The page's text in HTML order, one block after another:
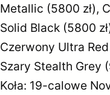
Metallic (5800 zł),
Solid Black (5800
Czerwony Ultra
Szary Stealth Grey
Koła: 19-calowe